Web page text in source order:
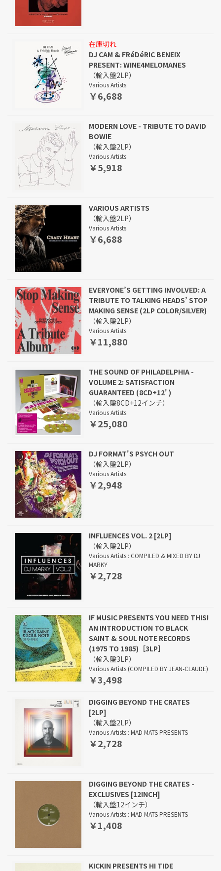
在庫切れ
DJ CAM & FRéDéRIC BENEIX
PRESENT: WINE4MELOMANES
（輸入盤2LP）
Various Artists
￥6,688
MODERN LOVE - TRIBUTE TO DAVID
BOWIE
（輸入盤2LP）
Various Artists
￥5,918
VARIOUS ARTISTS
（輸入盤2LP）
Various Artists
￥6,688
EVERYONE’S GETTING INVOLVED: A
TRIBUTE TO TALKING HEADS’ STOP
MAKING SENSE (2LP COLOR/SILVER)
（輸入盤2LP）
Various Artists
￥11,880
THE SOUND OF PHILADELPHIA -
VOLUME 2: SATISFACTION
GUARANTEED (8CD+12' )
（輸入盤8CD+12インチ）
Various Artists
￥25,080
DJ FORMAT'S PSYCH OUT
（輸入盤2LP）
Various Artists
￥2,948
INFLUENCES VOL. 2 [2LP]
（輸入盤2LP）
Various Artists : COMPILED & MIXED BY DJ
MARKY
￥2,728
IF MUSIC PRESENTS YOU NEED THIS!
AN INTRODUCTION TO BLACK
SAINT & SOUL NOTE RECORDS
(1975 TO 1985)［3LP］
（輸入盤3LP）
Various Artists (COMPILED BY JEAN-CLAUDE)
￥3,498
DIGGING BEYOND THE CRATES
[2LP]
（輸入盤2LP）
Various Artists : MAD MATS PRESENTS
￥2,728
DIGGING BEYOND THE CRATES -
EXCLUSIVES [12INCH]
（輸入盤12インチ）
Various Artists : MAD MATS PRESENTS
￥1,408
KICKIN PRESENTS HI TIDE